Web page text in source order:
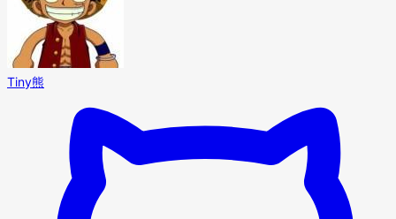
Tiny熊